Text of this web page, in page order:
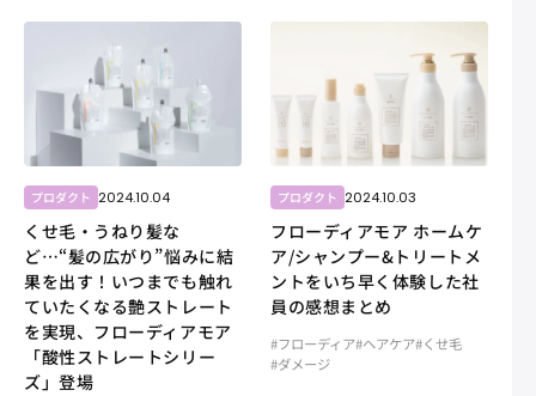
プロダクト 2024.10.04
くせ毛・うねり髪な
ど…“髪の広がり”悩みに結
果を出す！いつまでも触れ
ていたくなる艶ストレート
を実現、フローディアモア
「酸性ストレートシリー
ズ」登場
プロダクト 2024.10.03
フローディアモア ホームケ
ア/シャンプー&トリートメ
ントをいち早く体験した社
員の感想まとめ
#フローディア#ヘアケア#くせ毛
#ダメージ